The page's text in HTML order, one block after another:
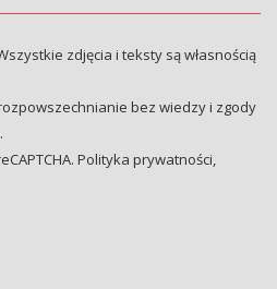
zdjęcia i teksty są własnością
bez wiedzy i zgody
Polityka prywatności,